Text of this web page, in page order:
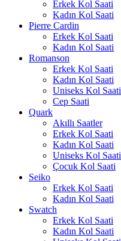
Erkek Kol Saati
Kadın Kol Saati
Pierre Cardin
Erkek Kol Saati
Kadın Kol Saati
Romanson
Erkek Kol Saati
Kadın Kol Saati
Uniseks Kol Saati
Cep Saati
Quark
Akıllı Saatler
Erkek Kol Saati
Kadın Kol Saati
Uniseks Kol Saati
Çocuk Kol Saati
Seiko
Erkek Kol Saati
Kadın Kol Saati
Swatch
Erkek Kol Saati
Kadın Kol Saati